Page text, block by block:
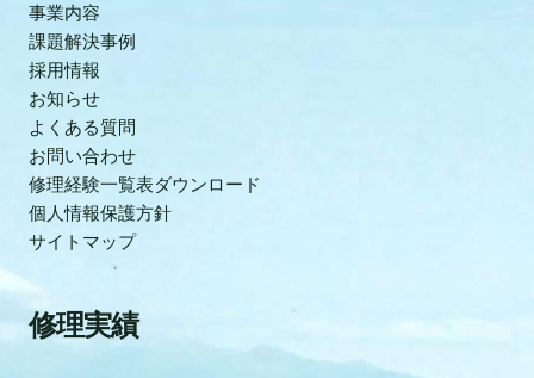
事業内容
課題解決事例
採用情報
お知らせ
よくある質問
お問い合わせ
修理経験一覧表ダウンロード
個人情報保護方針
サイトマップ
修理実績